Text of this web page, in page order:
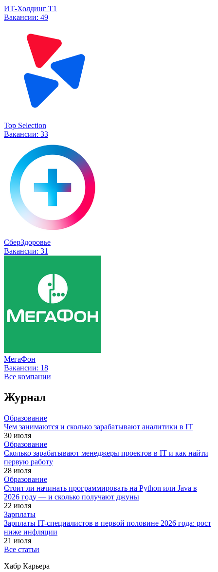
ИТ-Холдинг Т1
Вакансии: 49
Top Selection
Вакансии: 33
СберЗдоровье
Вакансии: 31
МегаФон
Вакансии: 18
Все компании
Журнал
Образование
Чем занимаются и сколько зарабатывают аналитики в IT
30 июля
Образование
Сколько зарабатывают менеджеры проектов в IT и как найти
первую работу
28 июля
Образование
Стоит ли начинать программировать на Python или Java в
2026 году — и сколько получают джуны
22 июля
Зарплаты
Зарплаты IT-специалистов в первой половине 2026 года: рост
ниже инфляции
21 июля
Все статьи
Хабр Карьера